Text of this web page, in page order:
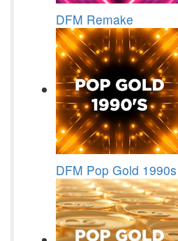
DFM Remake
DFM Pop Gold 1990s